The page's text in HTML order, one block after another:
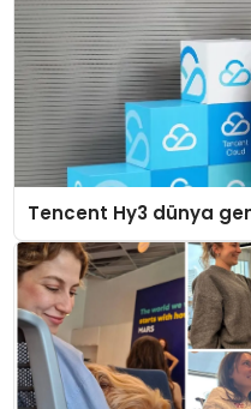
Tencent Hy3 dünya